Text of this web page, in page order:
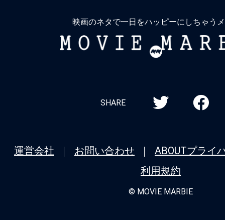
映画のネタで一日をハッピーにしちゃう
MOVIE
SHARE
運営会社 お問い合わせ ABOUTプライ
利用規約
© MOVIE MARBIE